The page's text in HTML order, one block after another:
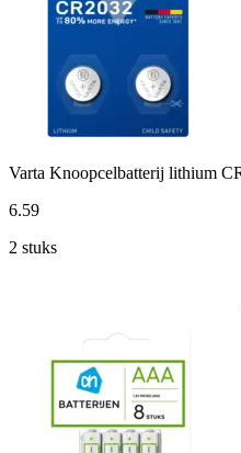
Varta Knoopcelbatterij lithium
6.59
2 stuks